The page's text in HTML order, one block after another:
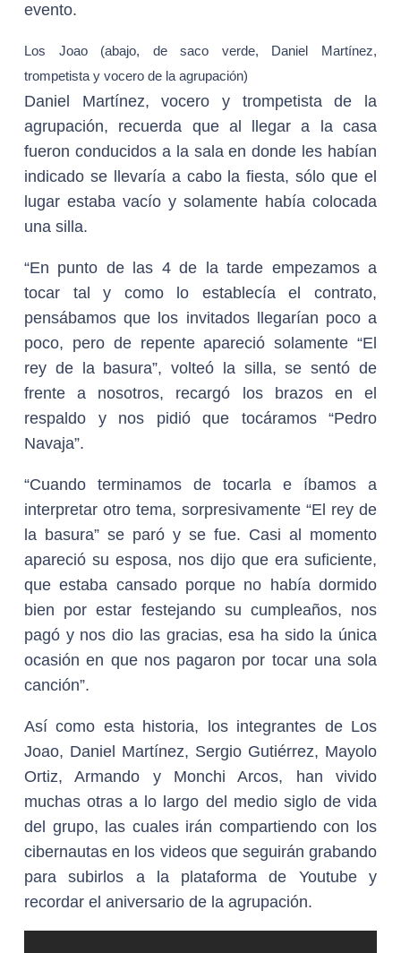
evento.
Los Joao (abajo, de saco verde, Daniel Martínez,
trompetista y vocero de la agrupación)
Daniel Martínez, vocero y trompetista de la
agrupación, recuerda que al llegar a la casa
fueron conducidos a la sala en donde les habían
indicado se llevaría a cabo la fiesta, sólo que el
lugar estaba vacío y solamente había colocada
una silla.
“En punto de las 4 de la tarde empezamos a
tocar tal y como lo establecía el contrato,
pensábamos que los invitados llegarían poco a
poco, pero de repente apareció solamente “El
rey de la basura”, volteó la silla, se sentó de
frente a nosotros, recargó los brazos en el
respaldo y nos pidió que tocáramos “Pedro
Navaja”.
“Cuando terminamos de tocarla e íbamos a
interpretar otro tema, sorpresivamente “El rey de
la basura” se paró y se fue. Casi al momento
apareció su esposa, nos dijo que era suficiente,
que estaba cansado porque no había dormido
bien por estar festejando su cumpleaños, nos
pagó y nos dio las gracias, esa ha sido la única
ocasión en que nos pagaron por tocar una sola
canción”.
Así como esta historia, los integrantes de Los
Joao, Daniel Martínez, Sergio Gutiérrez, Mayolo
Ortiz, Armando y Monchi Arcos, han vivido
muchas otras a lo largo del medio siglo de vida
del grupo, las cuales irán compartiendo con los
cibernautas en los videos que seguirán grabando
para subirlos a la plataforma de Youtube y
recordar el aniversario de la agrupación.